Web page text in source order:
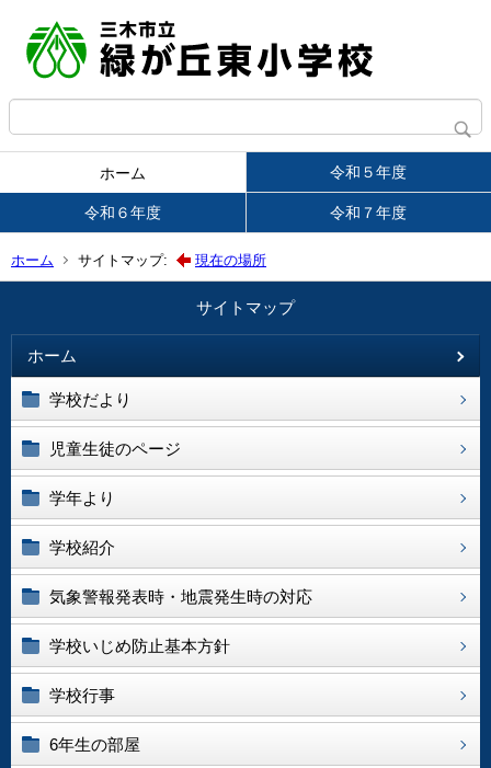
ホーム 令和５年度
令和６年度 令和７年度
ホーム サイトマップ: 現在の場所
サイトマップ
ホーム
学校だより
児童生徒のページ
学年より
学校紹介
気象警報発表時・地震発生時の対応
学校いじめ防止基本方針
学校行事
6年生の部屋